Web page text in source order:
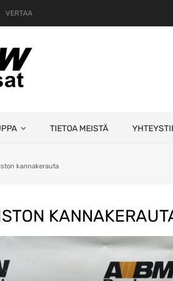
VERTAA
TIETOA MEISTÄ
kannakerauta